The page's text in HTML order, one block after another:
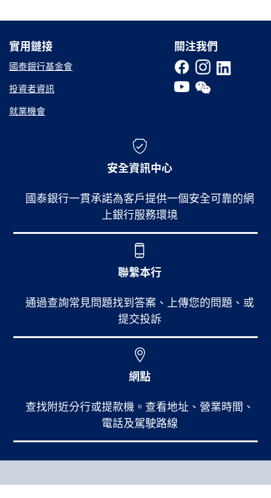
關注我們
實用鏈接
實用鏈接
國泰銀行基金會
投資者資訊
就業機會
安全資訊中心
國泰銀行一貫承諾為客戶提供一個安全可靠的網
上銀行服務環境
聯繫本行
通過查詢常見問題找到答案、上傳您的問題、或
提交投訴
網點
查找附近分行或提款機。查看地址、營業時間、
電話及駕駛路線
個人銀行